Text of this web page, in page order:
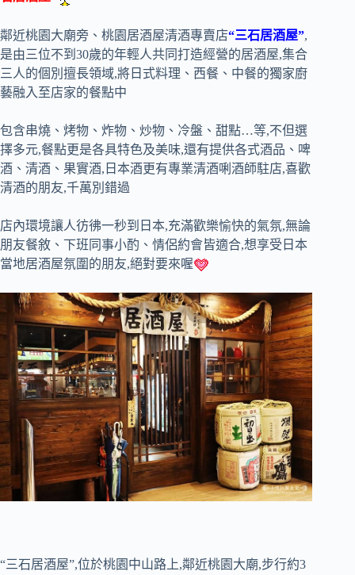
鄰近桃園大廟旁、桃園居酒屋清酒專賣店“三石居酒屋”,
是由三位不到30歲的年輕人共同打造經營的居酒屋,集合
三人的個別擅長領域,將日式料理、西餐、中餐的獨家廚
藝融入至店家的餐點中
包含串燒、烤物、炸物、炒物、冷盤、甜點…等,不但選
擇多元,餐點更是各具特色及美味,還有提供各式酒品、啤
酒、清酒、果實酒,日本酒更有專業清酒唎酒師駐店,喜歡
清酒的朋友,千萬別錯過
店內環境讓人彷彿一秒到日本,充滿歡樂愉快的氣氛,無論
朋友餐敘、下班同事小酌、情侶約會皆適合,想享受日本
當地居酒屋氛圍的朋友,絕對要來喔
“三石居酒屋”,位於桃園中山路上,鄰近桃園大廟,步行約3